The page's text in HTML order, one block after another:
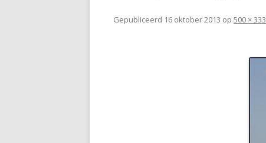
Gepubliceerd 16 oktober 2013 op 500 × 333